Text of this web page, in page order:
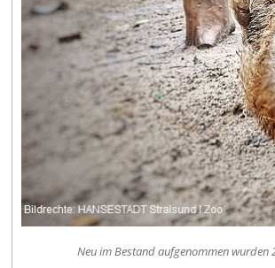
Neu im Bestand aufgenommen wurden